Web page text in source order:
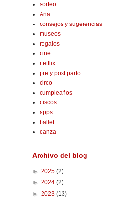
sorteo
Ana
consejos y sugerencias
museos
regalos
cine
netflix
pre y post parto
circo
cumpleaños
discos
apps
ballet
danza
Archivo del blog
► 2025 (2)
► 2024 (2)
► 2023 (13)